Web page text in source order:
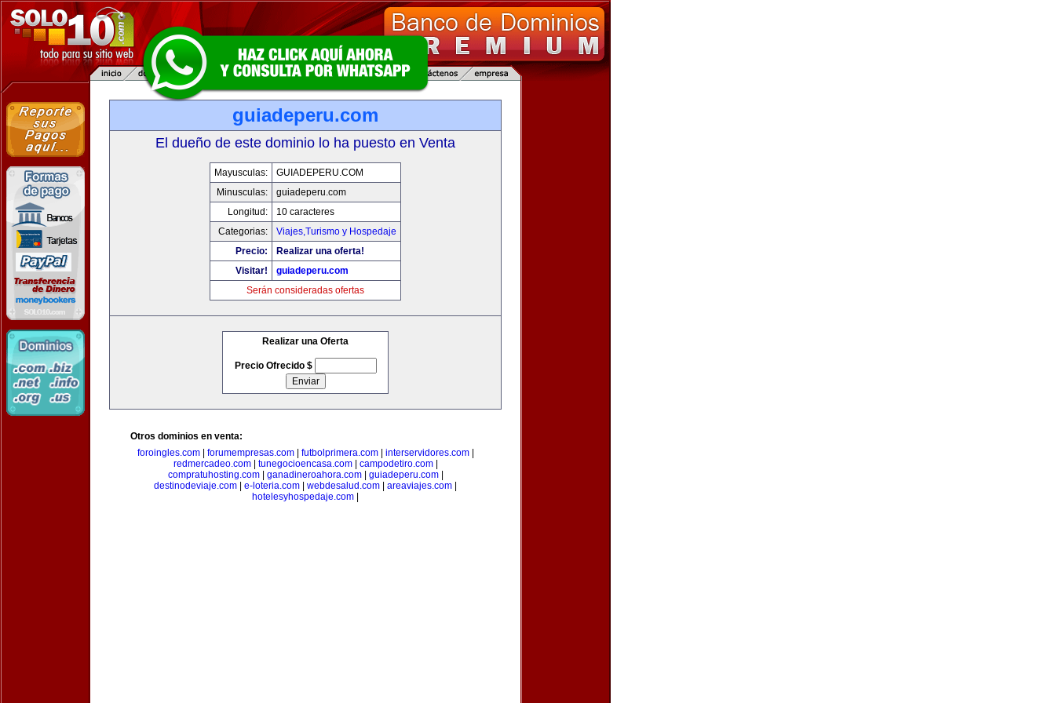
guiadeperu.com
El dueño de este dominio lo ha puesto en Venta
Mayusculas:
GUIADEPERU.COM
Minusculas:
guiadeperu.com
Longitud:
10 caracteres
Categorias:
Viajes,Turismo y Hospedaje
Precio:
Realizar una oferta!
Visitar!
guiadeperu.com
Serán consideradas ofertas
Realizar una Oferta
Precio Ofrecido $
Otros dominios en venta:
foroingles.com| forumempresas.com| futbolprimera.com| interservidores.com|
redmercadeo.com| tunegocioencasa.com| campodetiro.com|
compratuhosting.com| ganadineroahora.com| guiadeperu.com|
destinodeviaje.com
e-loteria.com webdesalud.com areaviajes.com
hotelesyhospedaje.com